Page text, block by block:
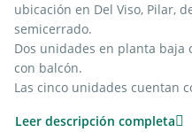
ubicación en Del Viso, Pilar,
semicerrado.
Dos unidades en planta
con balcón.
Las cinco unidades cuentan
Leer descripción completa